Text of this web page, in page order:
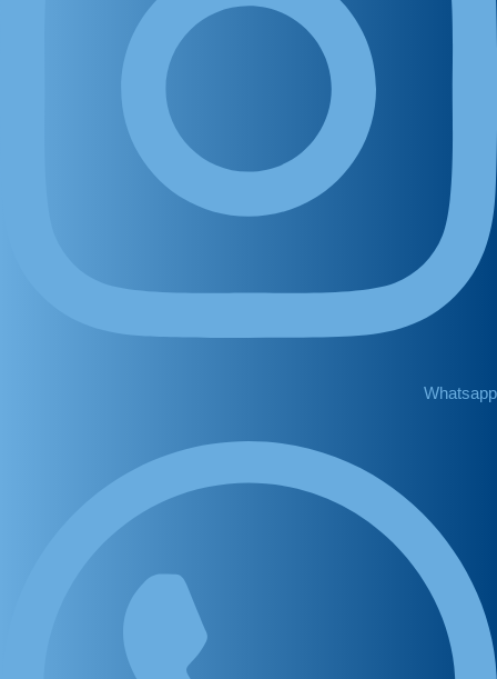
Whatsapp